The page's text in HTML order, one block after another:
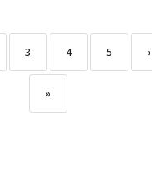
3 4 5 ›
»